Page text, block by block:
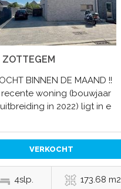
BINNEN DE MAAND !!
woning (bouwjaar
uitbreiding in 2022) ligt in e
VERKOCHT
4slp. 173.68 m2